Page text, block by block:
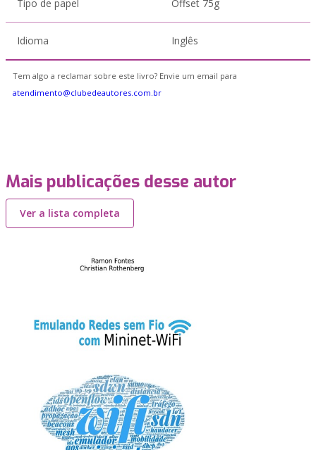
Tipo de papel Offset 75g
Idioma Inglês
Tem algo a reclamar sobre este livro? Envie um email para
atendimento@clubedeautores.com.br
Mais publicações desse autor
Ver a lista completa